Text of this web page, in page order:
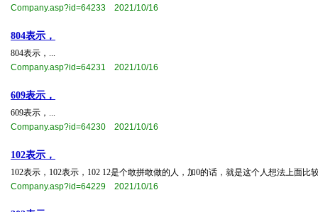
Company.asp?id=64233 2021/10/16
804表示，
804表示，...
Company.asp?id=64231 2021/10/16
609表示，
609表示，...
Company.asp?id=64230 2021/10/16
102表示，
102表示，102表示，​102 12是个敢拼敢做的人，加0的话，就是这个人想法上面比
Company.asp?id=64229 2021/10/16